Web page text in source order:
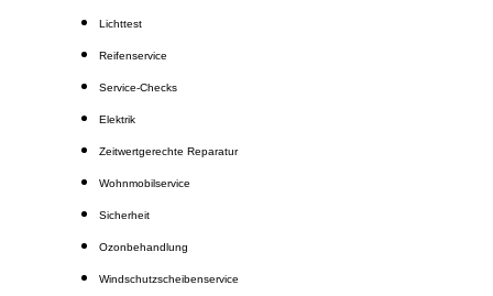
Lichttest
Reifenservice
Service-Checks
Elektrik
Zeitwertgerechte Reparatur
Wohnmobilservice
Sicherheit
Ozonbehandlung
Windschutzscheibenservice